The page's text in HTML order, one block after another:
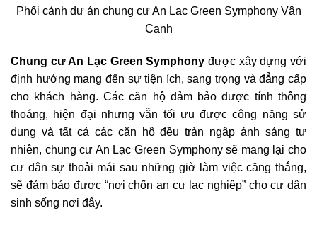
Phối cảnh dự án chung cư An Lạc Green Symphony Vân
Canh
Chung cư An Lạc Green Symphony được xây dựng với
định hướng mang đến sự tiện ích, sang trọng và đẳng cấp
cho khách hàng. Các căn hộ đảm bảo được tính thông
thoáng, hiện đại nhưng vẫn tối ưu được công năng sử
dụng và tất cả các căn hộ đều tràn ngập ánh sáng tự
nhiên, chung cư An Lạc Green Symphony sẽ mang lại cho
cư dân sự thoải mái sau những giờ làm việc căng thẳng,
sẽ đảm bảo được “nơi chốn an cư lạc nghiệp” cho cư dân
sinh sống nơi đây.